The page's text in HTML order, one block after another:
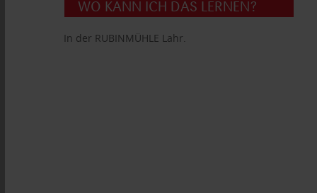
WO KANN ICH DAS LERNEN?
In der RUBINMÜHLE Lahr.